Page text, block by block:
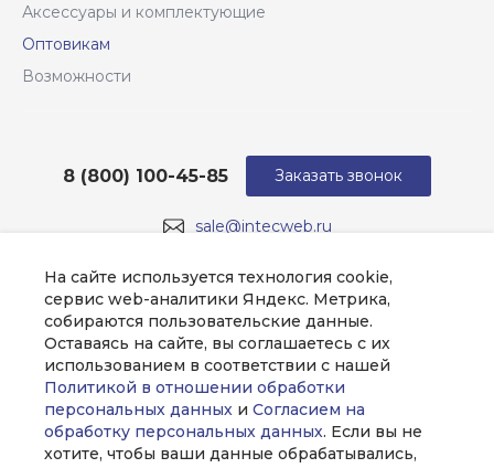
На сайте используется технология cookie,
сервис web-аналитики Яндекс. Метрика,
собираются пользовательские данные.
Оставаясь на сайте, вы соглашаетесь с их
использованием в соответствии с нашей
Политикой в отношении обработки
персональных данных и Согласием на
обработку персональных данных. Если вы не
хотите, чтобы ваши данные обрабатывались,
Аксессуары и комплектующие
Оптовикам
Возможности
sale@intecweb.ru
8 (800) 100-45-85
г. Москва, ул. Люсиновская, д. 39
Заказать звонок